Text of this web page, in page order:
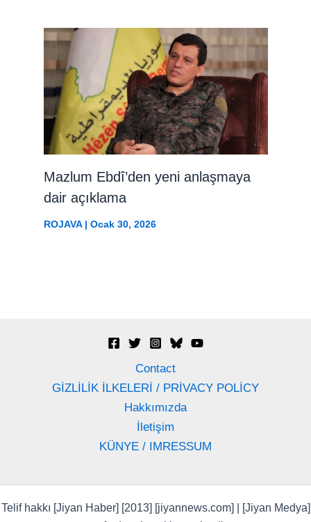
Mazlum Ebdî’den yeni anlaşmaya
dair açıklama
ROJAVA| Ocak 30, 2026
Contact
GİZLİLİK İLKELERİ / PRİVACY POLİCY
Hakkımızda
İletişim
KÜNYE / IMRESSUM
Telif hakkı [Jiyan Haber] [2013] [jiyannews.com] | [Jiyan Medya]